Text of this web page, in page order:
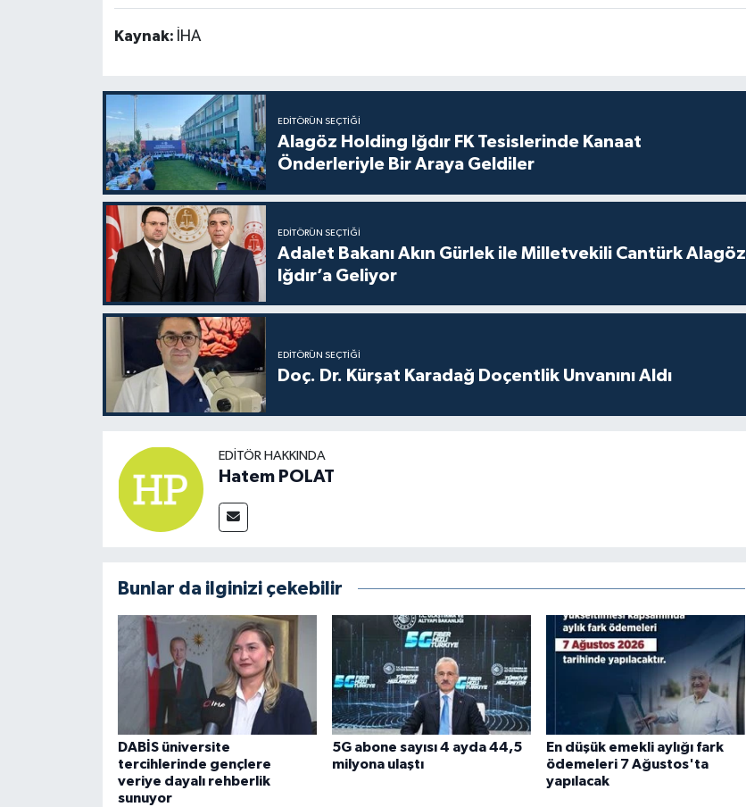
Kaynak: İHA
EDITÖRÜN SEÇTIĞI
Alagöz Holding Iğdır FK Tesislerinde Kanaat
Önderleriyle Bir Araya Geldiler
EDITÖRÜN SEÇTIĞI
Adalet Bakanı Akın Gürlek ile Milletvekili Cantürk Alagöz
Iğdır’a Geliyor
EDITÖRÜN SEÇTIĞI
Doç. Dr. Kürşat Karadağ Doçentlik Unvanını Aldı
EDITÖR HAKKINDA
Hatem POLAT
Bunlar da ilginizi çekebilir
DABİS üniversite
tercihlerinde gençlere
veriye dayalı rehberlik
sunuyor
5G abone sayısı 4 ayda 44,5
milyona ulaştı
En düşük emekli aylığı fark
ödemeleri 7 Ağustos'ta
yapılacak